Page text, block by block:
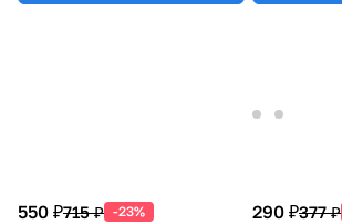
550 ₽715 ₽ -23% 290 ₽377 ₽